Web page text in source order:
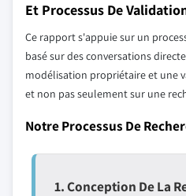
Et Processus De
Ce rapport s'appuie sur un
basé sur des conversations
modélisation propriétaire et une
et non pas seulement sur une
Notre Processus De
1. Conception De La